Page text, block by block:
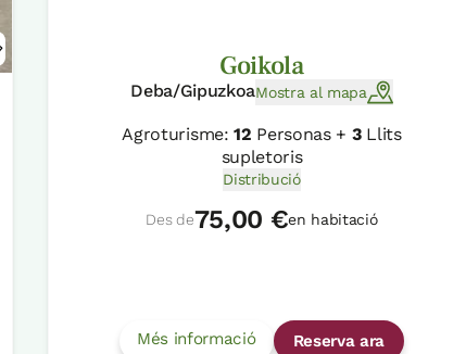
Goikola
Deba/GipuzkoaMostra al mapa
Agroturisme:12 Personas + 3Llits
supletoris
Distribució
Des de75,00 €en habitació
Més informació Reserva ara